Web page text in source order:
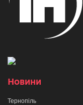
Новини
Тернопіль